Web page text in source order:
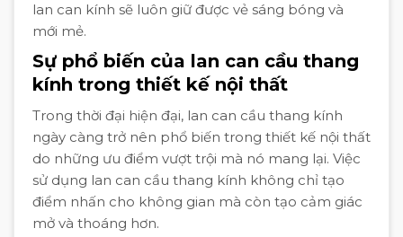
lan can kính sẽ luôn giữ được vẻ sáng bóng và
mới mẻ.
Sự phổ biến của lan can cầu thang
kính trong thiết kế nội thất
Trong thời đại hiện đại, lan can cầu thang kính
ngày càng trở nên phổ biến trong thiết kế nội thất
do những ưu điểm vượt trội mà nó mang lại. Việc
sử dụng lan can cầu thang kính không chỉ tạo
điểm nhấn cho không gian mà còn tạo cảm giác
mở và thoáng hơn.